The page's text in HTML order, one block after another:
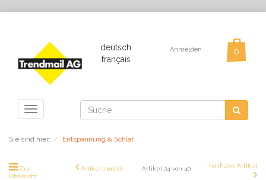
deutsch
français
Anmelden
Toggle
navigation
Sie sind hier: Entspannung & Schlaf
Zur
Übersicht
Artikel zurück Artikel 24 von 40 nächster Artikel